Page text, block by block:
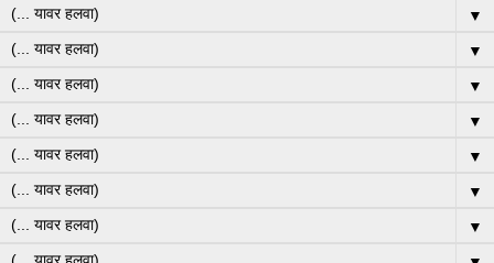
▼
▼
▼
▼
▼
▼
▼